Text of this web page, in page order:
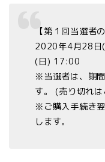
【第１回当選者
2020年4月28
(日) 17:00
※当選者は、期
す。 (売り切れ
※ご購入手続き
します。